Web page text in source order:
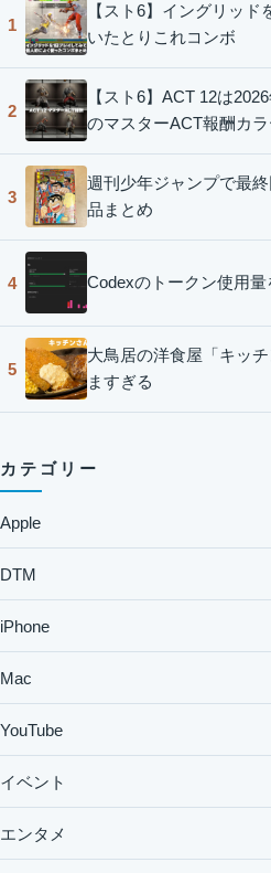
1
【スト6】イングリッド
いたとりこれコンボ
2
【スト6】ACT 12は
のマスターACT報酬カ
3
週刊少年ジャンプで最
品まとめ
4 Codexのトークン使用
5
大鳥居の洋食屋「キッ
ますぎる
カテゴリー
Apple
DTM
iPhone
Mac
YouTube
イベント
エンタメ